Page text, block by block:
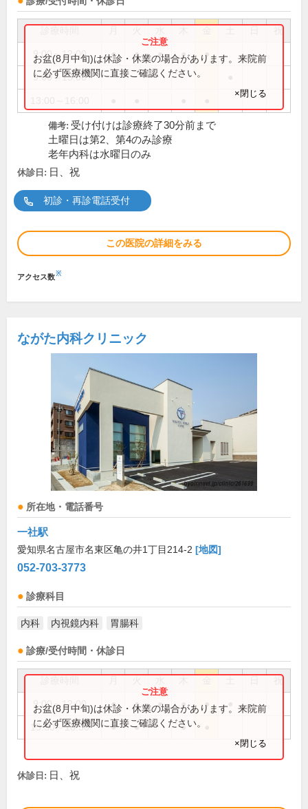
祝
9:00～12:00 ● ● ● ● ●
9:00～13:00
お盆(8月中旬)は休診・休業の場合があります。来院前
に必ず医療機関に直接ご確認ください。
×閉じる
備考: 受け付けは診療終了30分前まで
土曜日は第2、第4のみ診療
老年内科は水曜日のみ
休診日: 日、祝
初診・再診電話受付
この医院の詳細をみる
アクセス数※
ながた内科クリニック
所在地・電話番号
一社駅
愛知県名古屋市名東区亀の井1丁目214-2 [地図]
052-703-3773
診療科目
内科 内視鏡内科 胃腸科
診療/受付時間・休診日
祝
9:00～12:00 ● ● ● ● ●
15:30～18:30 ● ● ●
お盆(8月中旬)は休診・休業の場合があります。来院前
に必ず医療機関に直接ご確認ください。
×閉じる
休診日: 日、祝